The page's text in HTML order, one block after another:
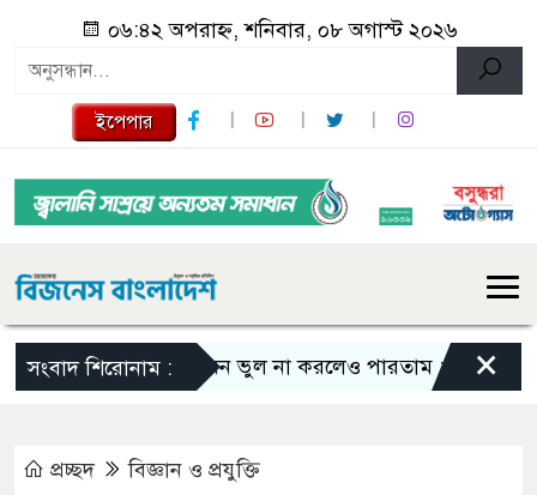
০৬:৪২ অপরাহ্ন, শনিবার, ০৮ অগাস্ট ২০২৬
ইপেপার
সংবাদ শিরোনাম :এমন ভুল না করলেও পারতাম : শাকিব খান
×
প্রচ্ছদ বিজ্ঞান ও প্রযুক্তি